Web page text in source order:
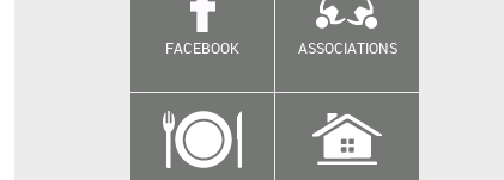
FACEBOOK ASSOCIATIONS